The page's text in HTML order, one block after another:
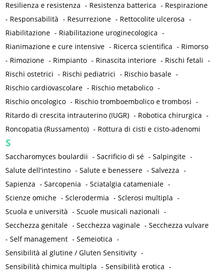
Resilienza e resistenza - Resistenza batterica - Respirazione
- Responsabilità - Resurrezione - Rettocolite ulcerosa -
Riabilitazione - Riabilitazione uroginecologica -
Rianimazione e cure intensive - Ricerca scientifica - Rimorso
- Rimozione - Rimpianto - Rinascita interiore - Rischi fetali -
Rischi ostetrici - Rischi pediatrici - Rischio basale -
Rischio cardiovascolare - Rischio metabolico -
Rischio oncologico - Rischio tromboembolico e trombosi -
Ritardo di crescita intrauterino (IUGR) - Robotica chirurgica -
Roncopatia (Russamento) - Rottura di cisti e cisto-adenomi
S
Saccharomyces boulardii -Sacrificio di sé -Salpingite -
Salute dell'intestino -Salute e benessere -Salvezza -
Sapienza -Sarcopenia -Sciatalgia catameniale -
Scienze omiche -Sclerodermia -Sclerosi multipla -
Scuola e università -Scuole musicali nazionali -
Secchezza genitale -Secchezza vaginale -Secchezza vulvare
-Self management -Semeiotica -
Sensibilità al glutine / Gluten Sensitivity -
Sensibilità chimica multipla -Sensibilità erotica -